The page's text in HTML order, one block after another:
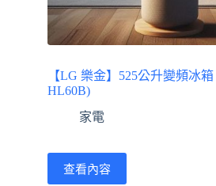
【LG 樂金】525公升變頻冰
HL60B)
家電
查看內容